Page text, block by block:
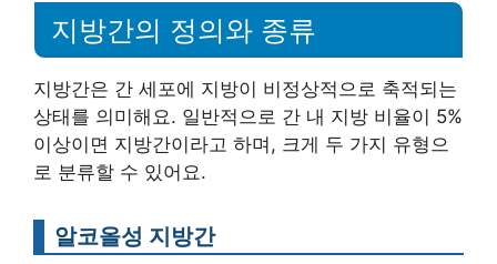
지방간의 정의와 종류
지방간은 간 세포에 지방이 비정상적으로 축적되는
상태를 의미해요. 일반적으로 간 내 지방 비율이 5%
이상이면 지방간이라고 하며, 크게 두 가지 유형으
로 분류할 수 있어요.
알코올성 지방간